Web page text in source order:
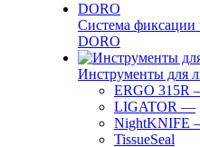
Система фиксации
DORO
Инструменты для
ERGO 315R
LIGATOR —
NightKNIFE
TissueSeal